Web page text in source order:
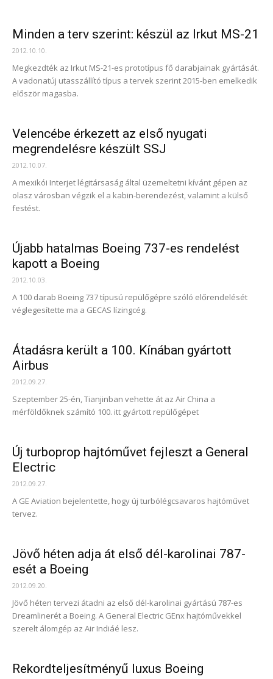
Minden a terv szerint: készül az Irkut MS-21
2012.10.10.
Megkezdték az Irkut MS-21-es prototípus fő darabjainak gyártását.
A vadonatúj utasszállító típus a tervek szerint 2015-ben emelkedik
először magasba.
Velencébe érkezett az első nyugati
megrendelésre készült SSJ
2012.10.07.
A mexikói Interjet légitársaság által üzemeltetni kívánt gépen az
olasz városban végzik el a kabin-berendezést, valamint a külső
festést.
Újabb hatalmas Boeing 737-es rendelést
kapott a Boeing
2012.10.03.
A 100 darab Boeing 737 típusú repülőgépre szóló előrendelését
véglegesítette ma a GECAS lízingcég.
Átadásra került a 100. Kínában gyártott
Airbus
2012.09.27.
Szeptember 25-én, Tianjinban vehette át az Air China a
mérföldőknek számító 100. itt gyártott repülőgépet
Új turboprop hajtóművet fejleszt a General
Electric
2012.09.27.
A GE Aviation bejelentette, hogy új turbólégcsavaros hajtóművet
tervez.
Jövő héten adja át első dél-karolinai 787-
esét a Boeing
2012.09.20.
Jövő héten tervezi átadni az első dél-karolinai gyártású 787-es
Dreamlinerét a Boeing. A General Electric GEnx hajtóművekkel
szerelt álomgép az Air Indiáé lesz.
Rekordteljesítményű luxus Boeing